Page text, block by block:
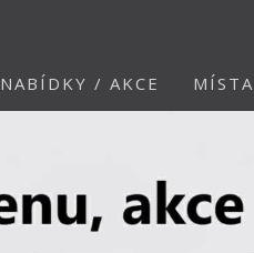
NABÍDKY / AKCE MÍSTA